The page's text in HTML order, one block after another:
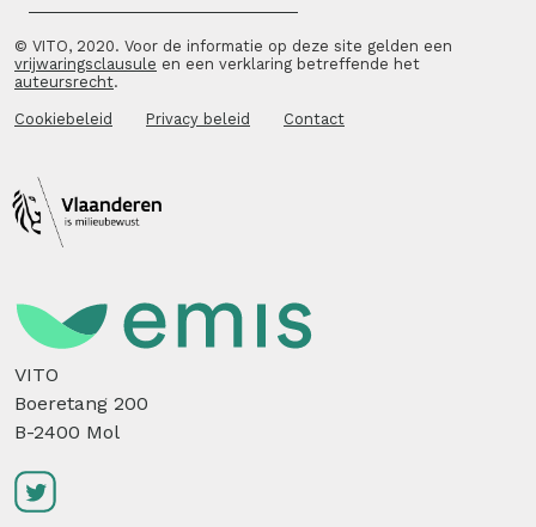
© VITO, 2020. Voor de informatie op deze site gelden een
vrijwaringsclausule en een verklaring betreffende het
auteursrecht.
Cookiebeleid Privacy beleid Contact
VITO
Boeretang 200
B-2400 Mol